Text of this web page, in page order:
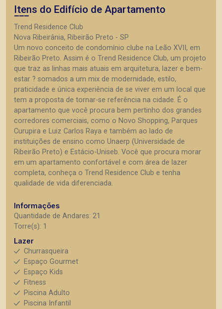
Itens do Edifício de Apartamento
Trend Residence Club
Nova Ribeirânia, Ribeirão Preto - SP
Um novo conceito de condomínio clube na Leão XVII, em
Ribeirão Preto. Assim é o Trend Residence Club, um projeto
que traz as linhas mais atuais em arquitetura, lazer e bem-
estar ? somados a um mix de modernidade, estilo,
praticidade e única experiência de se viver em um local que
tem a proposta de tornar-se referência na cidade. É o
apartamento que você procura bem pertinho dos grandes
corredores comerciais, como o Novo Shopping, Parques
Curupira e Luiz Carlos Raya e também ao lado de
instituições de ensino como Unaerp (Universidade de
Ribeirão Preto) e Estácio-Uniseb. Você que procura morar
em um apartamento confortável e com área de lazer
completa, conheça o Trend Residence Club e tenha
qualidade de vida diferenciada.
Informações
Quantidade de Andares: 21
Torre(s): 1
Lazer
Churrasqueira
Espaço Gourmet
Espaço Kids
Fitness
Piscina Adulto
Piscina Infantil